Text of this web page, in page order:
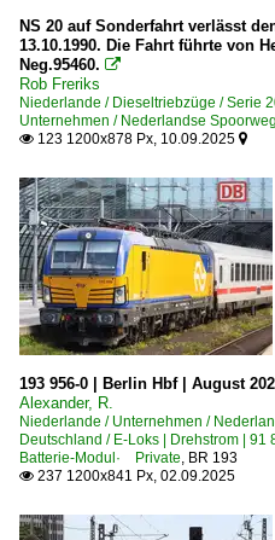
NS 20 auf Sonderfahrt verlässt
13.10.1990. Die Fahrt führte von
Neg.95460. 
Rob Freriks
Niederlande / Dieseltriebzüge /
Unternehmen / Nederlandse
 123 1200x878 Px, 10.09.2025 
193 956-0 | Berlin Hbf | August
Alexander, R.
Niederlande / Unternehmen /
Deutschland / E-Loks | Drehstrom |
Batterie-Modul· Private, BR 193
 237 1200x841 Px, 02.09.2025